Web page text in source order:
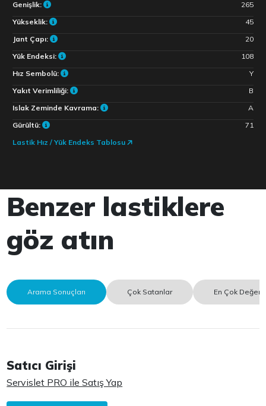
Genişlik:
265
Yükseklik:
45
Jant Çapı:
20
Yük Endeksi:
108
Hız Sembolü:
Y
Yakıt Verimliliği:
B
Islak Zeminde Kavrama:
A
Gürültü:
71
Lastik Hız / Yük Endeks Tablosu
Benzer lastiklere
göz atın
Arama Sonuçları Çok Satanlar En Çok
Satıcı Girişi
Servislet PRO ile Satış Yap